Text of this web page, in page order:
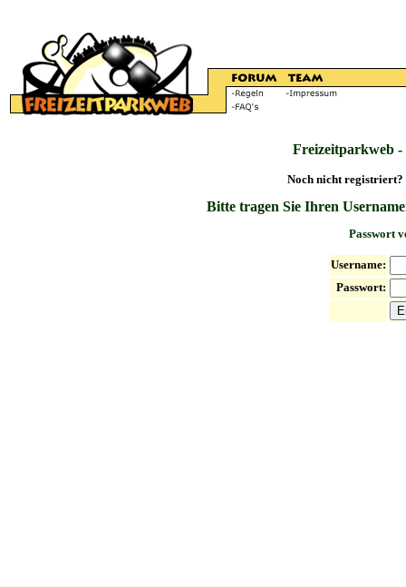
Freizeitparkweb
Noch nicht registriert?
Bitte tragen Sie Ihren
Passwort
Username:
Passwort: